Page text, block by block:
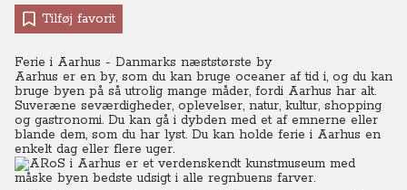
Tilføj favorit
Ferie i Aarhus - Danmarks næststørste by
Aarhus er en by, som du kan bruge oceaner af tid i, og du kan
bruge byen på så utrolig mange måder, fordi Aarhus har alt.
Suveræne seværdigheder, oplevelser, natur, kultur, shopping
og gastronomi. Du kan gå i dybden med et af emnerne eller
blande dem, som du har lyst. Du kan holde ferie i Aarhus en
enkelt dag eller flere uger.